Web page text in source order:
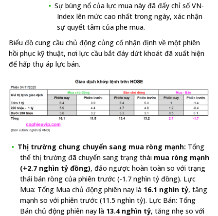
Sự bùng nổ của lực mua này đã đẩy chỉ số VN-
Index lên mức cao nhất trong ngày, xác nhận
sự quyết tâm của phe mua.
Biểu đồ cung cầu chủ động củng cố nhận định về một phiên
hồi phục kỹ thuật, nơi lực cầu bắt đáy dứt khoát đã xuất hiện
để hấp thụ áp lực bán.
Thị trường chung chuyển sang mua ròng mạnh: Tổng
thể thị trường đã chuyển sang trạng thái mua ròng mạnh
(+2.7 nghìn tỷ đồng), đảo ngược hoàn toàn so với trạng
thái bán ròng của phiên trước (-1.7 nghìn tỷ đồng). Lực
Mua: Tổng Mua chủ động phiên nay là 16.1 nghìn tỷ, tăng
mạnh so với phiên trước (11.5 nghìn tỷ). Lực Bán: Tổng
Bán chủ động phiên nay là 13.4 nghìn tỷ, tăng nhẹ so với